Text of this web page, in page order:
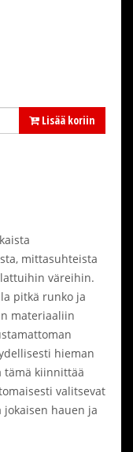
Lisää koriin
mittasuhteista
väreihin.
pitkä runko ja
materiaaliin
hieman
tämä kiinnittää
valitsevat
hauen ja